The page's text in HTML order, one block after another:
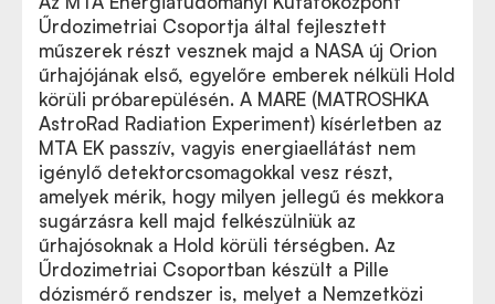
Űrdozimetriai Csoportja által fejlesztett
műszerek részt vesznek majd a NASA új Orion
űrhajójának első, egyelőre emberek nélküli Hold
körüli próbarepülésén. A MARE (MATROSHKA
AstroRad Radiation Experiment) kísérletben az
MTA EK passzív, vagyis energiaellátást nem
igénylő detektorcsomagokkal vesz részt,
amelyek mérik, hogy milyen jellegű és mekkora
sugárzásra kell majd felkészülniük az
űrhajósoknak a Hold körüli térségben. Az
Űrdozimetriai Csoportban készült a Pille
dózismérő rendszer is, melyet a Nemzetközi